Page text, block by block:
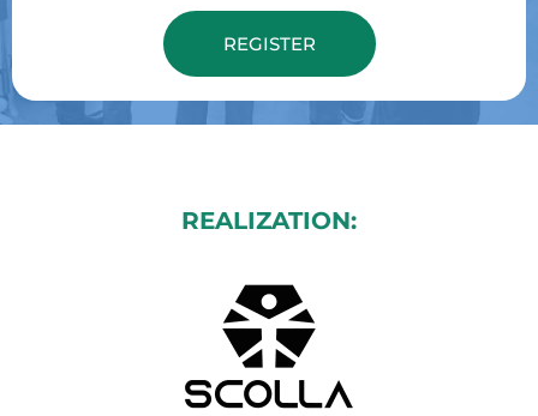
REGISTER
REALIZATION: